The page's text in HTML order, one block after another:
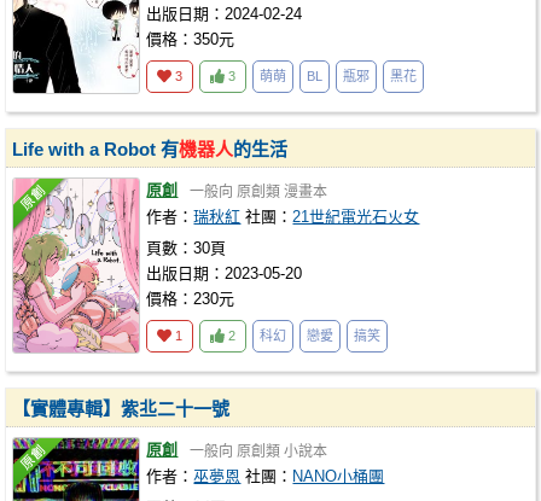
出版日期：2024-02-24
價格：350元
3 3 萌萌 BL 瓶邪 黑花
Life with a Robot 有機器人的生活
原創 一般向 原創類 漫畫本
作者：瑞秋紅 社團：21世紀電光石火女
頁數：30頁
出版日期：2023-05-20
價格：230元
1 2 科幻 戀愛 搞笑
【實體專輯】紫丠二十一號
原創 一般向 原創類 小說本
作者：巫夢恩 社團： NANO小桶團